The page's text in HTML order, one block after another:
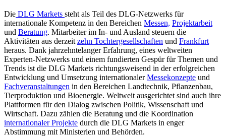
Die DLG Markets steht als Teil des DLG-Netzwerks für
internationale Kompetenz in den Bereichen Messen, Projektarbeit
und Beratung. Mitarbeiter im In- und Ausland steuern die
Aktivitäten aus derzeit zehn Tochtergesellschaften und Frankfurt
heraus. Dank jahrzehntelanger Erfahrung, eines weltweiten
Experten-Netzwerks und einem fundierten Gespür für Themen und
Trends ist die DLG Markets richtungsweisend in der erfolgreichen
Entwicklung und Umsetzung internationalerMessekonzepte und
Fachveranstaltungen in den Bereichen Landtechnik, Pflanzenbau,
Tierproduktion und Bioenergie. Weltweit ausgerichtet sind auch ihre
Plattformen für den Dialog zwischen Politik, Wissenschaft und
Wirtschaft. Dazu zählen die Beratung und die Koordination
internationaler Projekte durch die DLG Markets in enger
Abstimmung mit Ministerien und Behörden.